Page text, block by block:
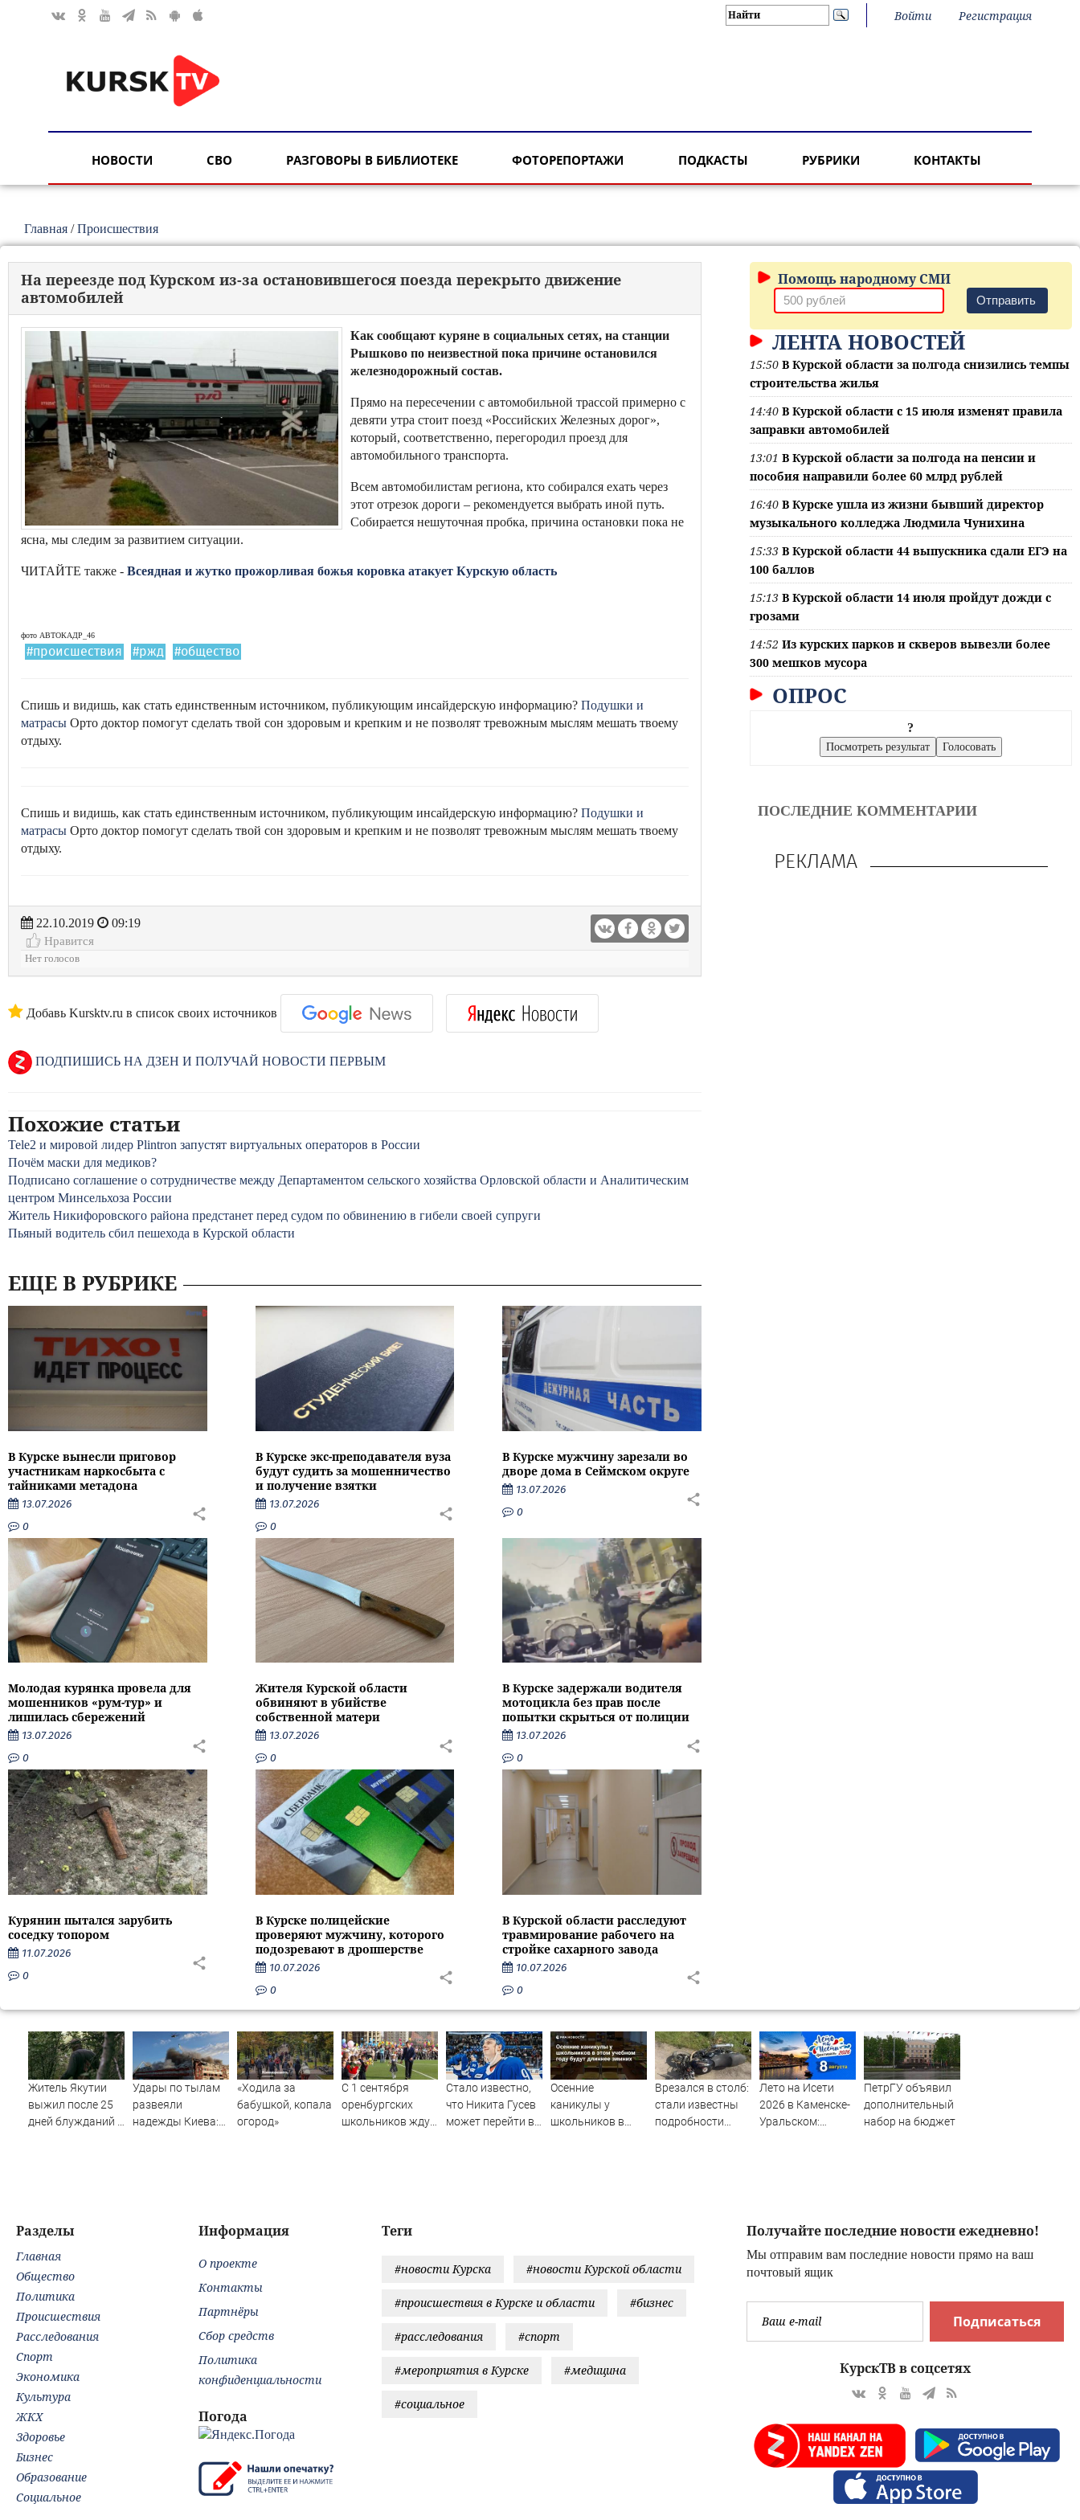
Войти Регистрация
НОВОСТИ СВО РАЗГОВОРЫ В БИБЛИОТЕКЕ ФОТОРЕПОРТАЖИ ПОДКАСТЫ РУБРИКИ КОНТАКТЫ
Главная /Происшествия
На переезде под Курском из-за остановившегося поезда перекрыто движение
автомобилей
Как сообщают куряне в социальных сетях, на станции
Рышково по неизвестной пока причине остановился
железнодорожный состав.
Прямо на пересечении с автомобильной трассой примерно с
девяти утра стоит поезд «Российских Железных дорог»,
который, соответственно, перегородил проезд для
автомобильного транспорта.
Всем автомобилистам региона, кто собирался ехать через
этот отрезок дороги – рекомендуется выбрать иной путь.
Собирается нешуточная пробка, причина остановки пока не
ясна, мы следим за развитием ситуации.
ЧИТАЙТЕ также - Всеядная и жутко прожорливая божья коровка атакует Курскую область
фото АВТОКАДР_46
#происшествия #ржд #общество
Спишь и видишь, как стать единственным источником, публикующим инсайдерскую информацию? Подушки и
матрасы Орто доктор помогут сделать твой сон здоровым и крепким и не позволят тревожным мыслям мешать твоему
отдыху.
Спишь и видишь, как стать единственным источником, публикующим инсайдерскую информацию? Подушки и
матрасы Орто доктор помогут сделать твой сон здоровым и крепким и не позволят тревожным мыслям мешать твоему
отдыху.
22.10.2019
09:19
Нравится
Нет голосов
Добавь Kursktv.ru в список своих источников
ПОДПИШИСЬ НА ДЗЕН И ПОЛУЧАЙ НОВОСТИ ПЕРВЫМ
Похожие статьи
Tele2 и мировой лидер Plintron запустят виртуальных операторов в России
Почём маски для медиков?
Подписано соглашение о сотрудничестве между Департаментом сельского хозяйства Орловской области и Аналитическим
центром Минсельхоза России
Житель Никифоровского района предстанет перед судом по обвинению в гибели своей супруги
Пьяный водитель сбил пешехода в Курской области
ЕЩЕ В РУБРИКЕ
В Курске вынесли приговор
участникам наркосбыта с
тайниками метадона
13.07.2026
0
В Курске экс-преподавателя вуза
будут судить за мошенничество
и получение взятки
13.07.2026
0
В Курске мужчину зарезали во
дворе дома в Сеймском округе
13.07.2026
0
Молодая курянка провела для
мошенников «рум-тур» и
лишилась сбережений
13.07.2026
0
Жителя Курской области
обвиняют в убийстве
собственной матери
13.07.2026
0
В Курске задержали водителя
мотоцикла без прав после
попытки скрыться от полиции
13.07.2026
0
Курянин пытался зарубить
соседку топором
11.07.2026
0
В Курске полицейские
проверяют мужчину, которого
подозревают в дропперстве
10.07.2026
0
В Курской области расследуют
травмирование рабочего на
стройке сахарного завода
10.07.2026
0
Помощь народному СМИ
Отправить
ЛЕНТА НОВОСТЕЙ
15:50 В Курской области за полгода снизились темпы
строительства жилья
14:40 В Курской области с 15 июля изменят правила
заправки автомобилей
13:01 В Курской области за полгода на пенсии и
пособия направили более 60 млрд рублей
16:40 В Курске ушла из жизни бывший директор
музыкального колледжа Людмила Чунихина
15:33 В Курской области 44 выпускника сдали ЕГЭ на
100 баллов
15:13 В Курской области 14 июля пройдут дожди с
грозами
14:52 Из курских парков и скверов вывезли более
300 мешков мусора
ОПРОС
?
ПОСЛЕДНИЕ КОММЕНТАРИИ
РЕКЛАМА
Житель Якутии
выжил после 25
дней блужданий в
Удары по тылам
развеяли
надежды Киева:
«Ходила за
бабушкой, копала
огород»
С 1 сентября
оренбургских
школьников ждут
Стало известно,
что Никита Гусев
может перейти в
Осенние
каникулы у
школьников в
Врезался в столб:
стали известны
подробности
Лето на Исети
2026 в Каменске-
Уральском:
ПетрГУ объявил
дополнительный
набор на бюджет
Получайте последние новости ежедневно!
Мы отправим вам последние новости прямо на ваш
почтовый ящик
Подписаться
КурскТВ в соцсетях
Теги
#новости Курска #новости Курской области
#происшествия в Курске и области #бизнес
#расследования #спорт
#мероприятия в Курске #медицина
#социальное
Разделы
Главная
Общество
Политика
Происшествия
Расследования
Спорт
Экономика
Культура
ЖКХ
Здоровье
Бизнес
Образование
Социальное
Информация
О проекте
Контакты
Партнёры
Сбор средств
Политика
конфиденциальности
Погода